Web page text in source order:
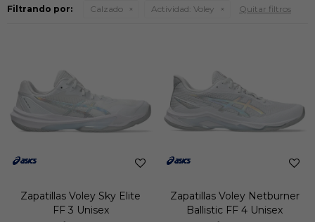
Filtrando por: Calzado Actividad: Voley Quitar filtros
Zapatillas Voley Sky Elite
FF 3 Unisex
Zapatillas Voley Netburner
Ballistic FF 4 Unisex